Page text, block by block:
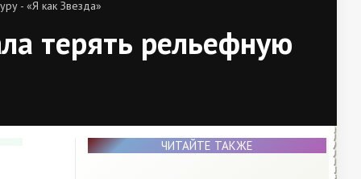
- «Я как Звезда»
терять рельефную
ЧИТАЙТЕ ТАКЖЕ